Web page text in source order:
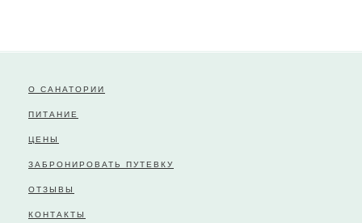
О САНАТОРИИ
ПИТАНИЕ
ЦЕНЫ
ЗАБРОНИРОВАТЬ ПУТЕВКУ
ОТЗЫВЫ
КОНТАКТЫ